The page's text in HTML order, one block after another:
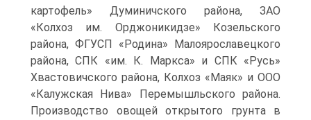
картофель» Думиничского района, ЗАО
«Колхоз им. Орджоникидзе» Козельского
района, ФГУСП «Родина» Малоярославецкого
района, СПК «им. К. Маркса» и СПК «Русь»
Хвастовичского района, Колхоз «Маяк» и ООО
«Калужская Нива» Перемышльского района.
Производство овощей открытого грунта в